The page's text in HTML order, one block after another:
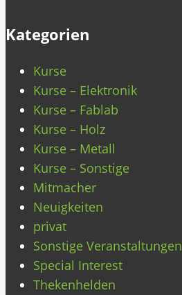
Kategorien
Kurse
Kurse – Elektronik
Kurse – Fablab
Kurse – Holz
Kurse – Metall
Kurse – Sonstige
Mitmacher
Neuigkeiten
privat
Sonstige Veranstaltungen
Special Interest
Thekenhelden